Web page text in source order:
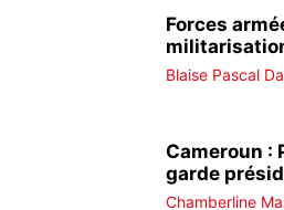
Forces
Blaise Pascal
Cameroun :
garde
Chamberline